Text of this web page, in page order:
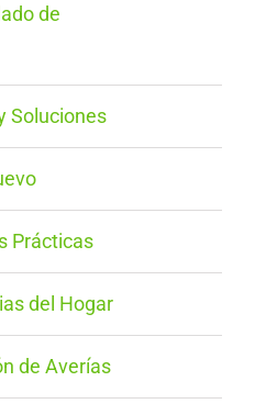
de
Soluciones
Prácticas
del Hogar
de Averías